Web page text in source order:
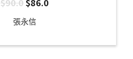
張永信